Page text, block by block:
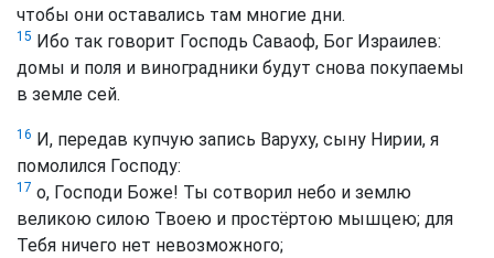
чтобы они оставались там многие дни.
15 Ибо так говорит Господь Саваоф, Бог Израилев:
домы и поля и виноградники будут снова покупаемы
в земле сей.
16 И, передав купчую запись Варуху, сыну Нирии, я
помолился Господу:
17 о, Господи Боже! Ты сотворил небо и землю
великою силою Твоею и простёртою мышцею; для
Тебя ничего нет невозможного;